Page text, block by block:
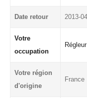
Date retour 2013-
Votre
occupation
Votre région
d'origine
France